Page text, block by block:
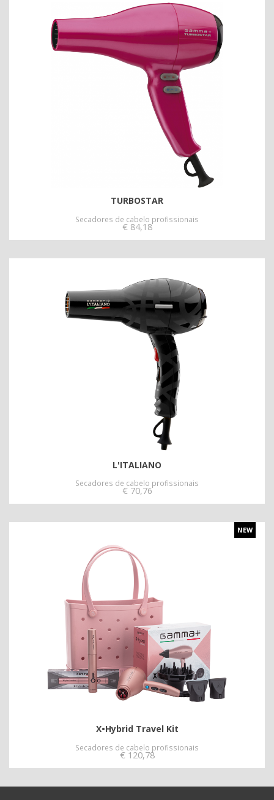
TURBOSTAR
Secadores de cabelo profissionais
€ 84,18
L'ITALIANO
Secadores de cabelo profissionais
€ 70,76
NEW
X•Hybrid Travel Kit
Secadores de cabelo profissionais
€ 120,78